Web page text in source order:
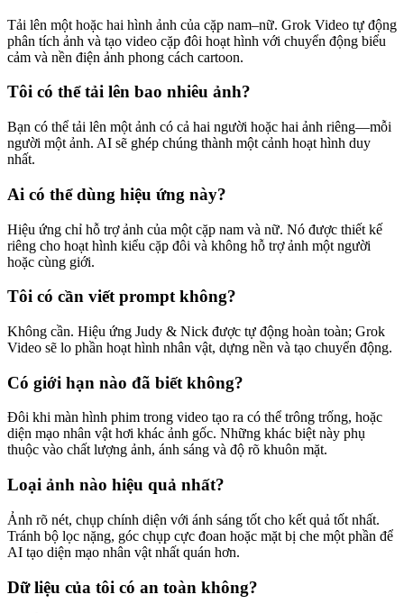
Tải lên một hoặc hai hình ảnh của cặp nam–nữ. Grok Video tự động
phân tích ảnh và tạo video cặp đôi hoạt hình với chuyển động biểu
cảm và nền điện ảnh phong cách cartoon.
Tôi có thể tải lên bao nhiêu ảnh?
Bạn có thể tải lên một ảnh có cả hai người hoặc hai ảnh riêng—mỗi
người một ảnh. AI sẽ ghép chúng thành một cảnh hoạt hình duy
nhất.
Ai có thể dùng hiệu ứng này?
Hiệu ứng chỉ hỗ trợ ảnh của một cặp nam và nữ. Nó được thiết kế
riêng cho hoạt hình kiểu cặp đôi và không hỗ trợ ảnh một người
hoặc cùng giới.
Tôi có cần viết prompt không?
Không cần. Hiệu ứng Judy & Nick được tự động hoàn toàn; Grok
Video sẽ lo phần hoạt hình nhân vật, dựng nền và tạo chuyển động.
Có giới hạn nào đã biết không?
Đôi khi màn hình phim trong video tạo ra có thể trông trống, hoặc
diện mạo nhân vật hơi khác ảnh gốc. Những khác biệt này phụ
thuộc vào chất lượng ảnh, ánh sáng và độ rõ khuôn mặt.
Loại ảnh nào hiệu quả nhất?
Ảnh rõ nét, chụp chính diện với ánh sáng tốt cho kết quả tốt nhất.
Tránh bộ lọc nặng, góc chụp cực đoan hoặc mặt bị che một phần để
AI tạo diện mạo nhân vật nhất quán hơn.
Dữ liệu của tôi có an toàn không?